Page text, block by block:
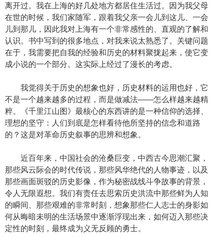
离开过。我在上海的好几处地方都居住生活过。因为我父母
在世的时候，我们家随军，跟着我父亲一会儿到这儿、一会
儿到那儿，因此我对上海有一个非常感性的、直观的了解和
认识。书中写到的很多地点，对我来说太熟悉了。关键问题
在于，我需要把自我的经验和历史的材料聚拢起来，使它变
成小说的一个部分。这实际上经过了漫长的考虑。
我觉得关于历史的想象也好，历史材料的运用也好，它
不是一个越来越多的过程，而是做减法——怎么样越来越精
粹。《千里江山图》最核心的东西讲的是一种信仰的选择、
理想的坚守：人们到底是怎样看待他所坚持的信念和道路
的？这是对革命历史叙事的思辨和想象。
近百年来，中国社会的沧桑巨变，中西古今思潮汇聚，
那些风云际会的时代传说，那些风华绝代的人物事迹，以及
那些画面斑驳的历史影像，作为秘密战线斗争故事的背景，
令人无限遐想。我们有责任去思索历史洪流中那些鲜为人知
的瞬间、那些艰难的非常时刻，想象那些仁人志士的身影如
何从晦暗未明的生活场景中逐渐浮现出来，如何迈入那些决
定性的时刻，最终成为义无反顾的勇士。